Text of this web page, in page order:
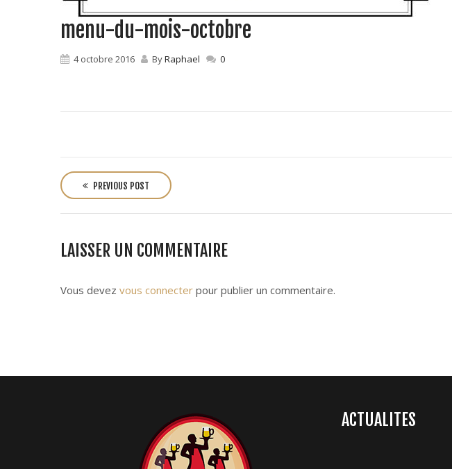
menu-du-mois-octobre
4 octobre 2016 ByRaphael 0
o
s
t
n
a
i
o
PREVIOUS POST
LAISSER UN COMMENTAIRE
Vous devez vous connecter pour publier un commentaire.
ACTUALITES